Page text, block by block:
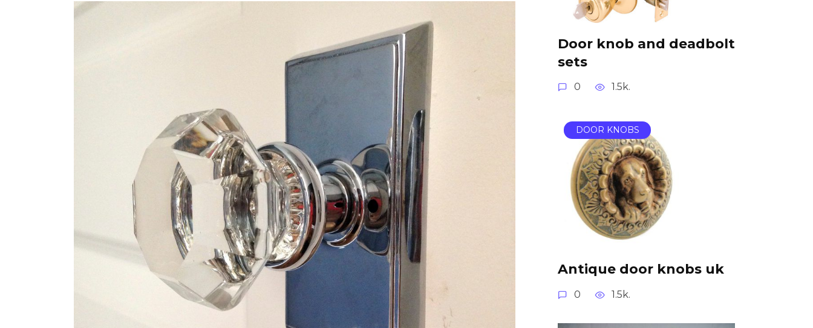
Door knob and deadbolt
sets
0 1.5k.
DOOR KNOBS
Antique door knobs uk
0 1.5k.